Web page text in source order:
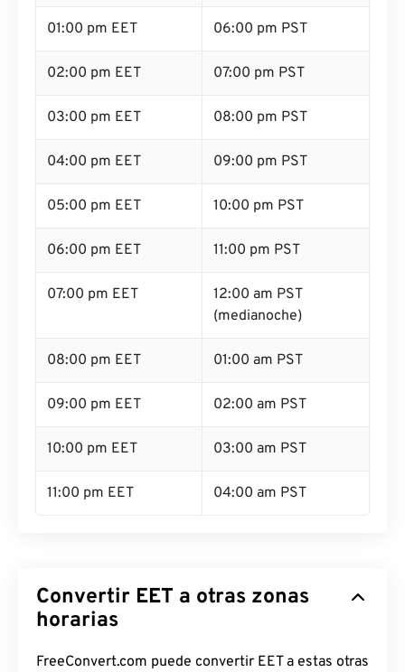
01:00 pm EET 06:00 pm PST
02:00 pm EET 07:00 pm PST
03:00 pm EET 08:00 pm PST
04:00 pm EET 09:00 pm PST
05:00 pm EET 10:00 pm PST
06:00 pm EET 11:00 pm PST
07:00 pm EET
12:00 am PST
(medianoche)
08:00 pm EET 01:00 am PST
09:00 pm EET 02:00 am PST
10:00 pm EET 03:00 am PST
11:00 pm EET 04:00 am PST
Convertir EET a otras zonas
horarias
FreeConvert.com puede convertir EET a estas otras